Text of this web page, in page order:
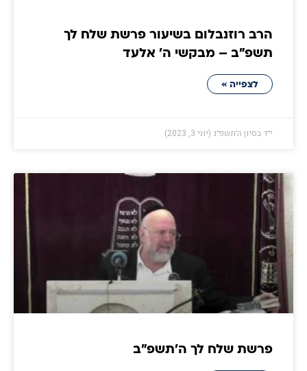
הרב רוזנבלום בשיעור פרשת שלח לך
תשפ״ב – מבקשי ה' אלעד
לצפייה »
י״ד בסיון ה׳תשפ״ג (יוני 3, 2023)
פרשת שלח לך ה׳תשפ״ב